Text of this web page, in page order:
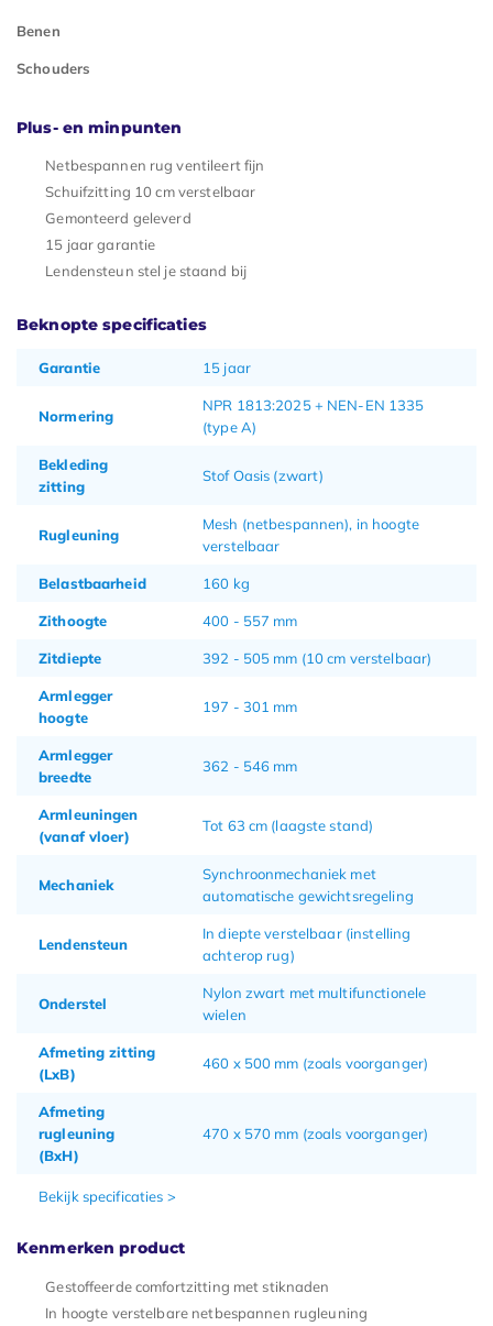
Benen
Schouders
Plus- en minpunten
Netbespannen rug ventileert fijn
Schuifzitting 10 cm verstelbaar
Gemonteerd geleverd
15 jaar garantie
Lendensteun stel je staand bij
Beknopte specificaties
Garantie 15 jaar
Normering
NPR 1813:2025 + NEN-EN 1335
(type A)
Bekleding
zitting
Stof Oasis (zwart)
Rugleuning
Mesh (netbespannen), in hoogte
verstelbaar
Belastbaarheid 160 kg
Zithoogte 400 - 557 mm
Zitdiepte 392 - 505 mm (10 cm verstelbaar)
Armlegger
hoogte
197 - 301 mm
Armlegger
breedte
362 - 546 mm
Armleuningen
(vanaf vloer)
Tot 63 cm (laagste stand)
Mechaniek
Synchroonmechaniek met
automatische gewichtsregeling
Lendensteun
In diepte verstelbaar (instelling
achterop rug)
Onderstel
Nylon zwart met multifunctionele
wielen
Afmeting zitting
(LxB)
460 x 500 mm (zoals voorganger)
Afmeting
rugleuning
(BxH)
470 x 570 mm (zoals voorganger)
Bekijk specificaties >
Kenmerken product
Gestoffeerde comfortzitting met stiknaden
In hoogte verstelbare netbespannen rugleuning